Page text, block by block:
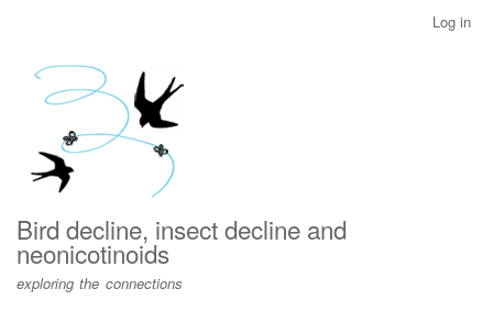
menu
Log in
Bird decline, insect decline and
neonicotinoids
exploring the connections